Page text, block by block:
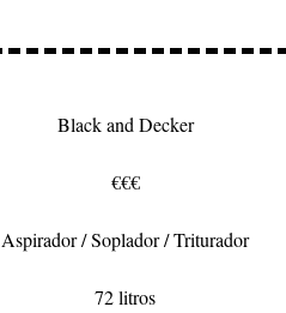
Black and Decker
€€€
Aspirador / Soplador / Triturador
72 litros